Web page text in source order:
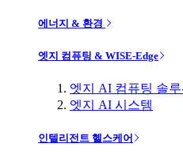
에너지 & 환경
엣지 컴퓨팅 & WISE-Edge
엣지 AI 컴퓨팅 솔루
엣지 AI 시스템
인텔리전트 헬스케어